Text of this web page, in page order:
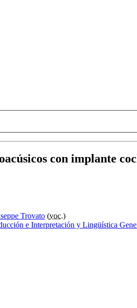
con implante
Trovato (voc.)
e Interpretación y Lingüística